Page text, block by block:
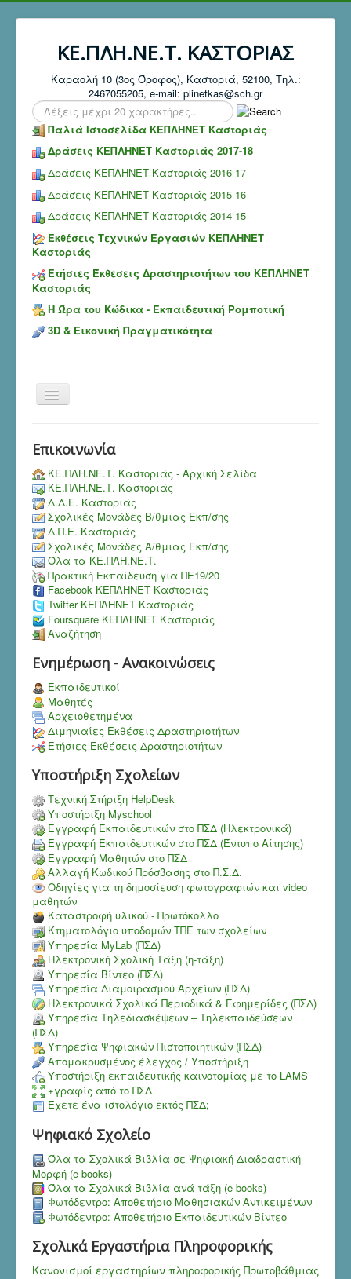
ΚΕ.ΠΛΗ.ΝΕ.Τ. ΚΑΣΤΟΡΙΑΣ
Καραολή 10 (3ος Όροφος), Καστοριά, 52100, Τηλ.:
2467055205, e-mail: plinetkas@sch.gr
Search
...
Παλιά Ιστοσελίδα ΚΕΠΛΗΝΕΤ Καστοριάς
Δράσεις ΚΕΠΛΗΝΕΤ Καστοριάς 2017-18
Δράσεις ΚΕΠΛΗΝΕΤ Καστοριάς 2016-17
Δράσεις ΚΕΠΛΗΝΕΤ Καστοριάς 2015-16
Δράσεις ΚΕΠΛΗΝΕΤ Καστοριάς 2014-15
Εκθέσεις Τεχνικών Εργασιών ΚΕΠΛΗΝΕΤ
Καστοριάς
Ετήσιες Έκθεσεις Δραστηριοτήτων του ΚΕΠΛΗΝΕΤ
Καστοριάς
Η Ώρα του Κώδικα - Εκπαιδευτική Ρομποτική
3D & Εικονική Πραγματικότητα
Toggle
Navigation
Επικοινωνία
ΚΕ.ΠΛΗ.ΝΕ.Τ. Καστοριάς - Αρχική Σελίδα
ΚΕ.ΠΛΗ.ΝΕ.Τ. Καστοριάς
Δ.Δ.Ε. Καστοριάς
Σχολικές Μονάδες Β/θμιας Εκπ/σης
Δ.Π.Ε. Καστοριάς
Σχολικές Μονάδες Α/θμιας Εκπ/σης
Όλα τα ΚΕ.ΠΛΗ.ΝΕ.Τ.
Πρακτική Εκπαίδευση για ΠΕ19/20
Facebook ΚΕΠΛΗΝΕΤ Καστοριάς
Twitter ΚΕΠΛΗΝΕΤ Καστοριάς
Foursquare ΚΕΠΛΗΝΕΤ Καστοριάς
Αναζήτηση
Ενημέρωση - Ανακοινώσεις
Εκπαιδευτικοί
Μαθητές
Αρχειοθετημένα
Διμηνιαίες Εκθέσεις Δραστηριοτήτων
Ετήσιες Εκθέσεις Δραστηριοτήτων
Υποστήριξη Σχολείων
Τεχνική Στήριξη HelpDesk
Υποστήριξη Myschool
Εγγραφή Εκπαιδευτικών στο ΠΣΔ (Ηλεκτρονικά)
Εγγραφή Εκπαιδευτικών στο ΠΣΔ (Έντυπο Αίτησης)
Εγγραφή Μαθητών στο ΠΣΔ
Αλλαγή Κωδικού Πρόσβασης στο Π.Σ.Δ.
Οδηγίες για τη δημοσίευση φωτογραφιών και video
μαθητών
Καταστροφή υλικού - Πρωτόκολλο
Κτηματολόγιο υποδομών ΤΠΕ των σχολείων
Υπηρεσία MyLab (ΠΣΔ)
Ηλεκτρονική Σχολική Τάξη (η-τάξη)
Υπηρεσία Bίντεο (ΠΣΔ)
Υπηρεσία Διαμοιρασμού Αρχείων (ΠΣΔ)
Ηλεκτρονικά Σχολικά Περιοδικά & Εφημερίδες (ΠΣΔ)
Υπηρεσία Τηλεδιασκέψεων – Τηλεκπαιδεύσεων
(ΠΣΔ)
Υπηρεσία Ψηφιακών Πιστοποιητικών (ΠΣΔ)
Aπομακρυσμένος έλεγχος / Υποστήριξη
Υποστήριξη εκπαιδευτικής καινοτομίας με το LAMS
+γραφίς από το ΠΣΔ
Έχετε ένα ιστολόγιο εκτός ΠΣΔ;
Ψηφιακό Σχολείο
Όλα τα Σχολικά Βιβλία σε Ψηφιακή Διαδραστική
Μορφή (e-books)
Όλα τα Σχολικά Βιβλία ανά τάξη (e-books)
Φωτόδεντρο: Αποθετήριο Μαθησιακών Αντικειμένων
Φωτόδεντρο: Αποθετήριο Εκπαιδευτικών Βίντεο
Σχολικά Εργαστήρια Πληροφορικής
Κανονισμοί εργαστηρίων πληροφορικής Πρωτοβάθμιας